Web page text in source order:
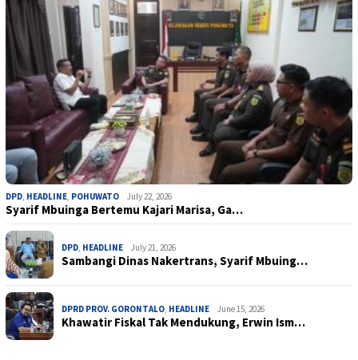
DPD, HEADLINE, POHUWATO July 22, 2026
Syarif Mbuinga Bertemu Kajari Marisa, Ga…
DPD, HEADLINE July 21, 2026
Sambangi Dinas Nakertrans, Syarif Mbuing…
DPRD PROV. GORONTALO, HEADLINE June 15, 2026
Khawatir Fiskal Tak Mendukung, Erwin Ism…